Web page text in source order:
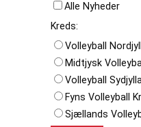
Alle Nyheder
Kreds:
Volleyball
Midtjysk
Volleyball
Fyns Volleyball
Sjællands